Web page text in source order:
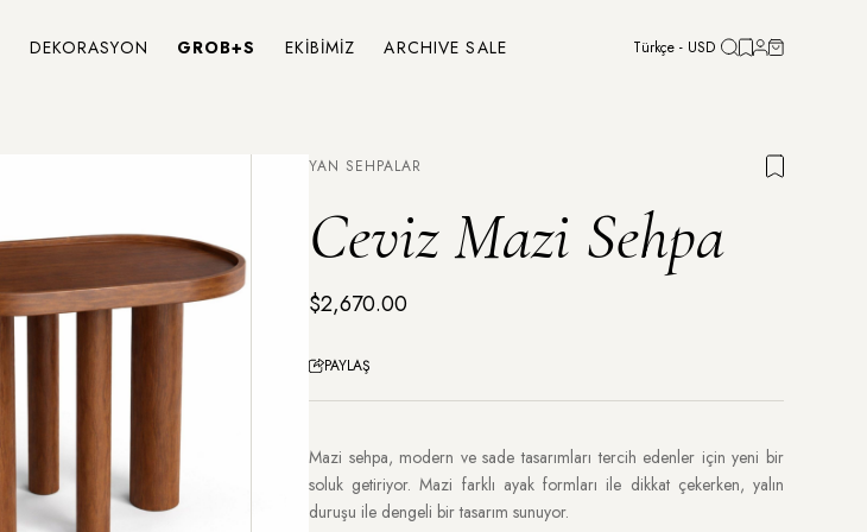
DEKORASYON GROB+S EKİBİMİZ ARCHIVE SALE Türkçe - USD
YAN SEHPALAR
Ceviz Mazi Sehpa
$2,670.00
PAYLAŞ
Mazi sehpa, modern ve sade tasarımları tercih edenler için yeni bir
soluk getiriyor. Mazi farklı ayak formları ile dikkat çekerken, yalın
duruşu ile dengeli bir tasarım sunuyor.